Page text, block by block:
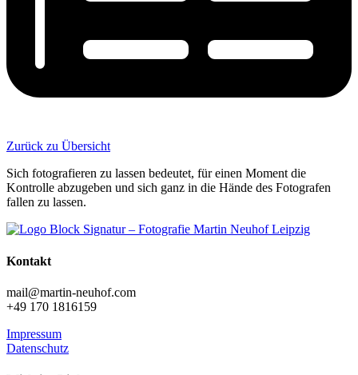
Zurück zu Übersicht
Sich fotografieren zu lassen bedeutet, für einen Moment die
Kontrolle abzugeben und sich ganz in die Hände des Fotografen
fallen zu lassen.
Kontakt
mail@martin-neuhof.com
+49 170 1816159
Impressum
Datenschutz